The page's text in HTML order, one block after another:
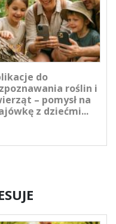
do
roślin i
– pomysł na
z dziećmi...